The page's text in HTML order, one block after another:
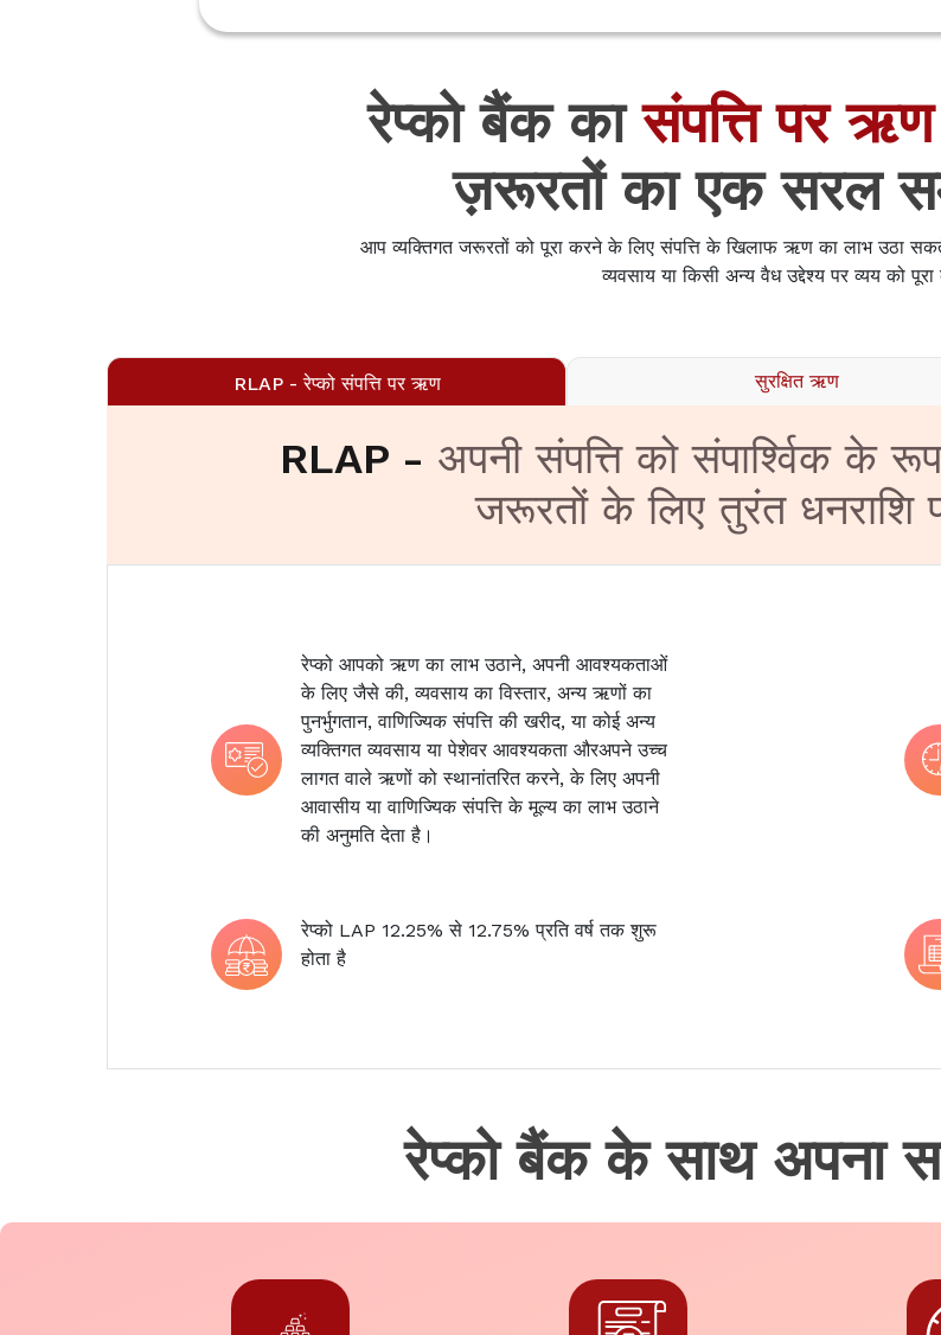
रेप्को बैंक कासंपत्ति पर ऋण
ज़रूरतों का एक सरल
आप व्यक्तिगत जरूरतों को पूरा करने के लिए संपत्ति के खिलाफ ऋण का लाभ उठा सकते
व्यवसाय या किसी अन्य वैध उद्देश्य पर व्यय को पूरा
RLAP - रेप्को संपत्ति पर ऋण सुरक्षित ऋण
RLAP - अपनी संपत्ति को संपार्श्विक के
जरूरतों के लिए तुरंत धनराशि
रेप्को आपको ऋण का लाभ उठाने, अपनी आवश्यकताओं
के लिए जैसे की, व्यवसाय का विस्तार, अन्य ऋणों का
पुनर्भुगतान, वाणिज्यिक संपत्ति की खरीद, या कोई अन्य
व्यक्तिगत व्यवसाय या पेशेवर आवश्यकता औरअपने उच्च
लागत वाले ऋणों को स्थानांतरित करने, के लिए अपनी
आवासीय या वाणिज्यिक संपत्ति के मूल्य का लाभ उठाने
की अनुमति देता है।
रेप्को LAP 12.25% से 12.75% प्रति वर्ष तक शुरू
होता है
रेप्को बैंक के साथ अपना